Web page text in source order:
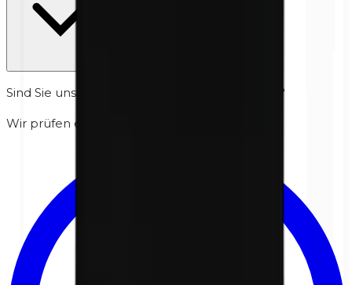
Sind Sie unsicher, ob es für Ihre Haut sicher ist?
Wir prüfen es persönlich für Sie.